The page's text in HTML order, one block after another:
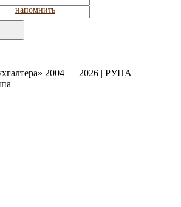
напомнить
2004 — 2026 | РУНА